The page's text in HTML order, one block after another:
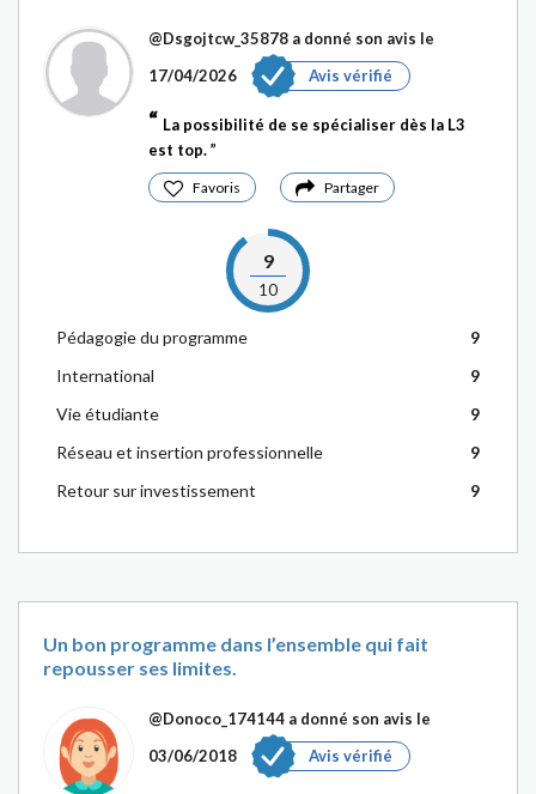
@Dsgojtcw_35878 a donné son avis le
17/04/2026
Avis vérifié
La possibilité de se spécialiser dès la L3
est top.
Favoris Partager
9
10
Pédagogie du programme
9
International
9
Vie étudiante
9
Réseau et insertion professionnelle
9
Retour sur investissement
9
Un bon programme dans l’ensemble qui fait
repousser ses limites.
@Donoco_174144 a donné son avis le
03/06/2018
Avis vérifié